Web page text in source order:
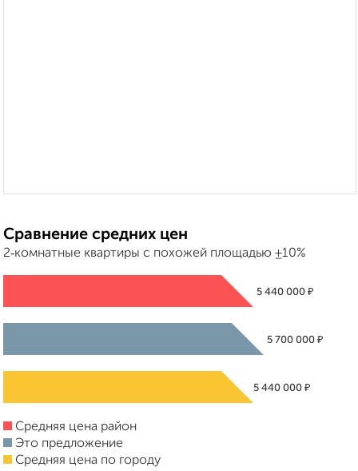
Сравнение средних цен
2‑комнатные квартиры с похожей площадью ±10%
5 440 000 ₽
5 700 000 ₽
5 440 000 ₽
Средняя цена район
Это предложение
Средняя цена по городу